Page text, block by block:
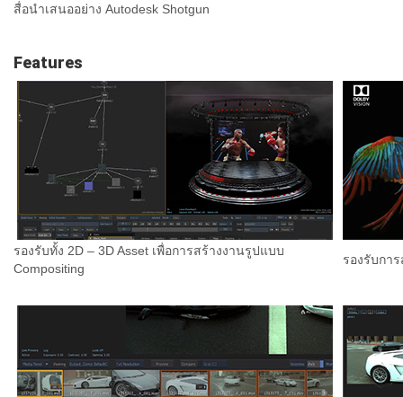
สื่อนำเสนออย่าง Autodesk Shotgun
Features
รองรับทั้ง 2D – 3D Asset เพื่อการสร้างงานรูปแบบ
Compositing
รองรับกา